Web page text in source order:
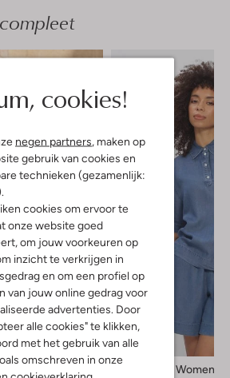
cookies!
negen partners , maken op
gebruik van cookies en
technieken (gezamenlijk:
cookies om ervoor te
onze website goed
om jouw voorkeuren op
inzicht te verkrijgen in
en om een profiel op
van jouw online gedrag voor
advertenties. Door
alle cookies" te klikken,
met het gebruik van alle
omschreven in onze
-20%
Selected Women